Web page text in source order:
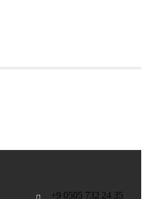
+9 0505 732 24 35